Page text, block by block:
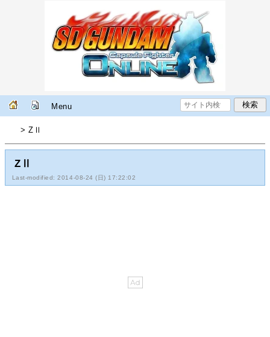
Menu
> ZⅡ
ZⅡ
Last-modified: 2014-08-24 (日) 17:22:02